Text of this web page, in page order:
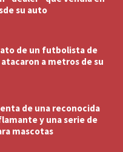
su auto
de un futbolista de
a metros de su
de una reconocida
y una serie de
mascotas